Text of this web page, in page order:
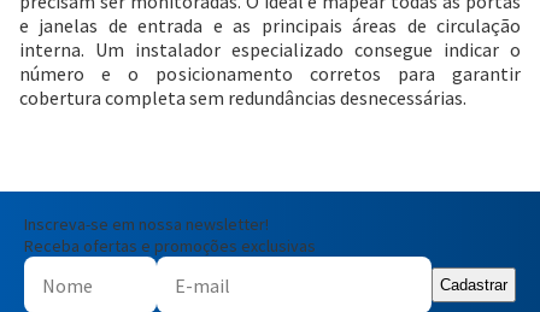
e janelas de entrada e as principais áreas de circulação
interna. Um instalador especializado consegue indicar o
número e o posicionamento corretos para garantir
cobertura completa sem redundâncias desnecessárias.
Inscreva-se em nossa newsletter!
Receba ofertas e promoções exclusivas
Cadastrar